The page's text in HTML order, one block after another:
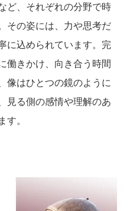
ど、それぞれの分野で時
その姿には、力や思考だ
に込められています。完
働きかけ、向き合う時間
像はひとつの鏡のように
見る側の感情や理解のあ
す。